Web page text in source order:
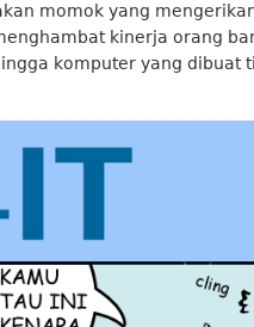
momok yang
kinerja orang
komputer yang dibuat